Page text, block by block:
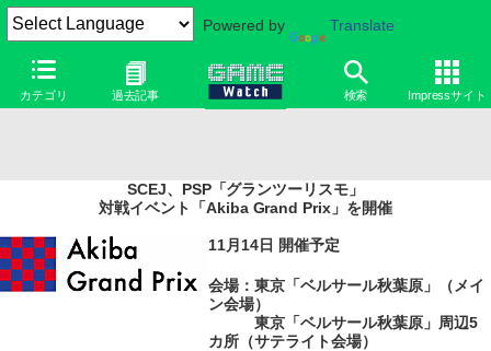
Powered by Translate
カテゴリ 過去記事 検索 Impressサイト
SCEJ、PSP「グランツーリスモ」
対戦イベント「Akiba Grand Prix」を開催
11月14日 開催予定
会場：東京「ベルサール秋葉原」（メイ
ン会場）
東京「ベルサール秋葉原」周辺5
カ所（サテライト会場）